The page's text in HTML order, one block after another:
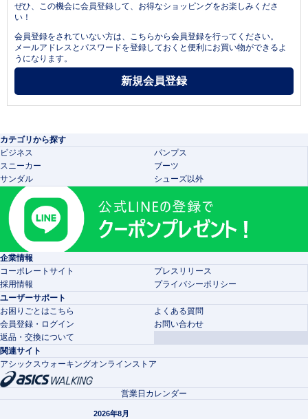
ぜひ、この機会に会員登録して、お得なショッピングをお楽しみくださ
い！
会員登録をされていない方は、こちらから会員登録を行ってください。
メールアドレスとパスワードを登録しておくと便利にお買い物ができるよ
うになります。
カテゴリから探す
ビジネス
パンプス
スニーカー
ブーツ
サンダル
シューズ以外
企業情報
コーポレートサイト
プレスリリース
採用情報
プライバシーポリシー
ユーザーサポート
お困りごとはこちら
よくある質問
会員登録・ログイン
お問い合わせ
返品・交換について
関連サイト
アシックスウォーキングオンラインストア
営業日カレンダー
2026年8月